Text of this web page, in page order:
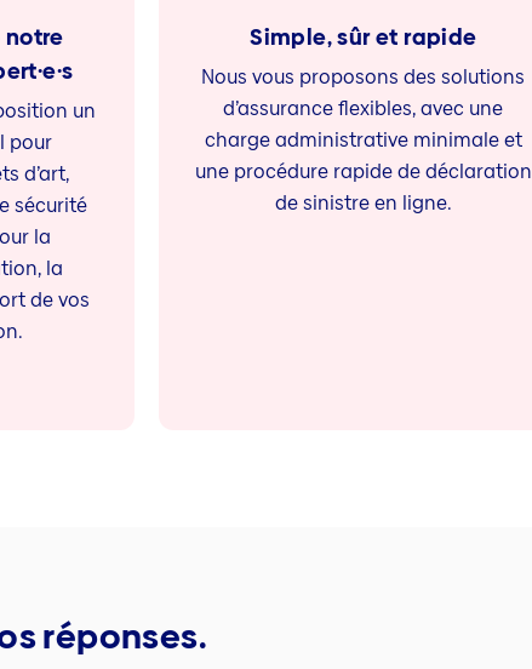
notre
un
pour
d’art,
sécurité
la
la
de vos
Simple, sûr et rapide
Nous vous proposons des solutions
d’assurance flexibles, avec une
charge administrative minimale et
une procédure rapide de déclaration
de sinistre en ligne.
réponses.